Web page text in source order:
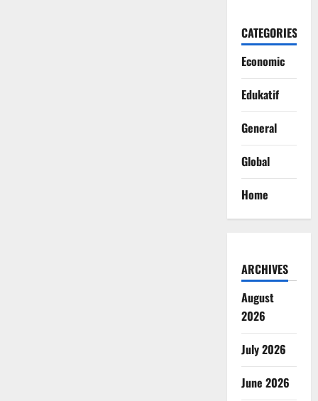
CATEGORIES
Economic
Edukatif
General
Global
Home
ARCHIVES
August
2026
July 2026
June 2026